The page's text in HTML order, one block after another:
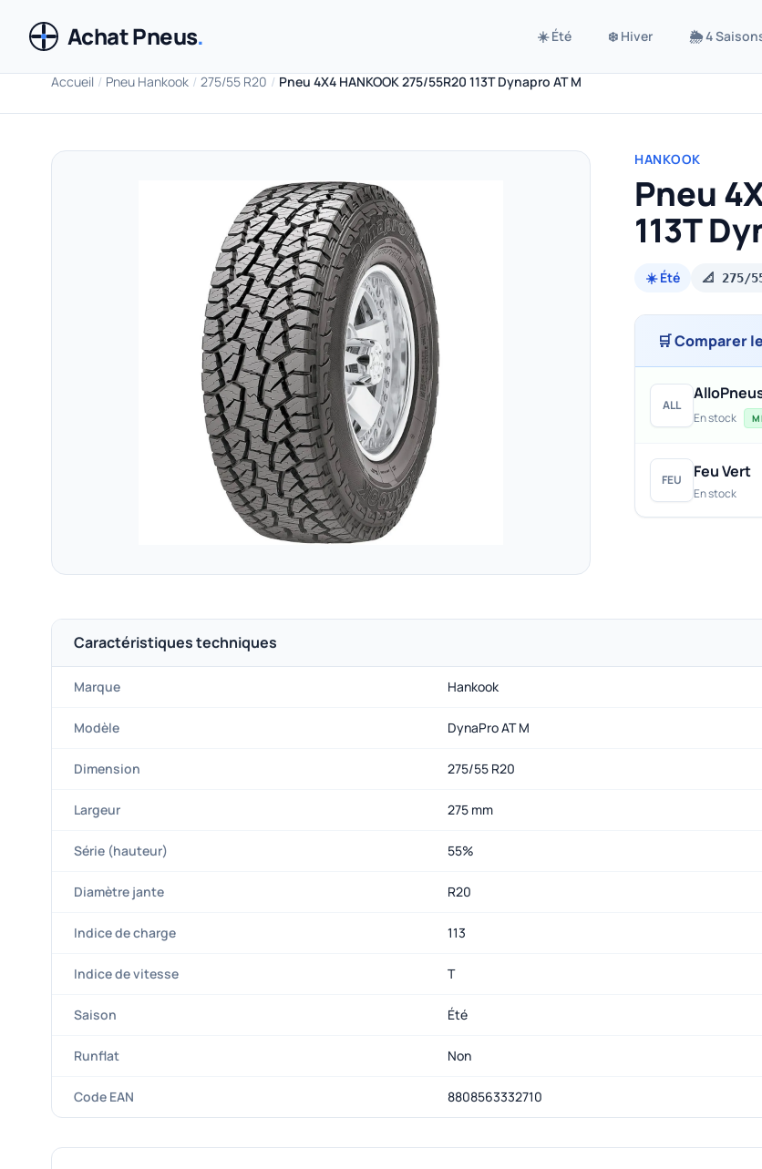
Achat Pneus. ☀️ Été ❄️ Hiver 🌦️ 4
Accueil / Pneu Hankook / 275/55 R20 / Pneu 4X4 HANKOOK 275/55R20 113T Dynapro AT M
HANKOOK
Pneu
113T
☀️ Été 📐 275/
🛒 Comparer
ALL
En stock
FEU Feu Vert
En stock
Caractéristiques techniques
Marque Hankook
Modèle DynaPro AT M
Dimension 275/55 R20
Largeur 275 mm
Série (hauteur) 55%
Diamètre jante R20
Indice de charge 113
Indice de vitesse T
Saison Été
Runflat Non
Code EAN 8808563332710